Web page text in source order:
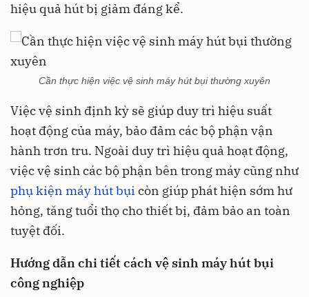
hiệu quả hút bị giảm đáng kể.
Cần thực hiện việc vệ sinh máy hút bụi thường xuyên
Việc vệ sinh định kỳ sẽ giúp duy trì hiệu suất
hoạt động của máy, bảo đảm các bộ phận vận
hành trơn tru. Ngoài duy trì hiệu quả hoạt động,
việc vệ sinh các bộ phận bên trong máy cũng như
phụ kiện máy hút bụi còn giúp phát hiện sớm hư
hỏng, tăng tuổi thọ cho thiết bị, đảm bảo an toàn
tuyệt đối.
Hướng dẫn chi tiết cách vệ sinh máy hút bụi
công nghiệp